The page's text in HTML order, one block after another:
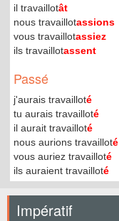
il travaillotât
nous travaillotassions
vous travaillotassiez
ils travaillotassent
Passé
j'aurais travailloté
tu aurais travailloté
il aurait travailloté
nous aurions travailloté
vous auriez travailloté
ils auraient travailloté
Impératif